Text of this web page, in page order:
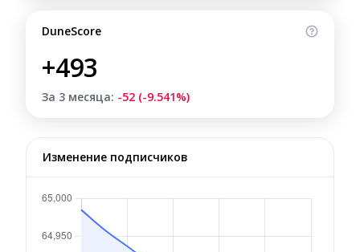
DuneScore
+493
За 3 месяца: -52 (-9.541%)
Изменение подписчиков